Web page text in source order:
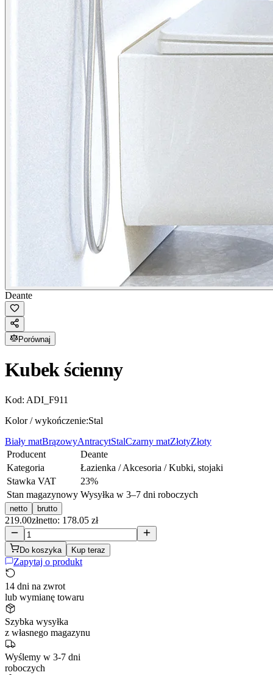
Deante
Porównaj
Kubek ścienny
Kod: ADI_F911
Kolor / wykończenie:Stal
Biały matBrązowyAntracytStalCzarny matZłotyZłoty
Producent
Deante
Kategoria
Łazienka / Akcesoria / Kubki, stojaki
Stawka VAT
23%
Stan magazynowy Wysyłka w 3–7 dni roboczych
netto brutto
219.00złnetto: 178.05 zł
Do koszyka Kup teraz
Zapytaj o produkt
14 dni na zwrot
lub wymianę towaru
Szybka wysyłka
z własnego magazynu
Wyślemy w 3-7 dni
roboczych